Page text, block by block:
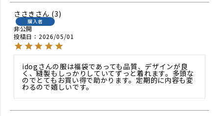
ささき 3
購入者
非公開
投稿日
2026/05/01
idogさんの服は福袋であっても品質、デザインが良
く、縫製もしっかりしていてずっと着れます。多頭な
のでとてもお買い得で助かります。定期的に内容も変
わるので嬉しいです。